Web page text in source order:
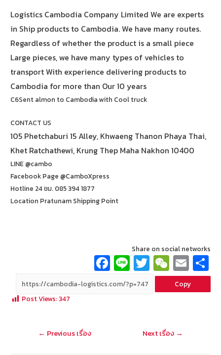
Logistics Cambodia Company Limited We are experts
in Ship products to Cambodia. We have many routes.
Regardless of whether the product is a small piece
Large pieces, we have many types of vehicles to
transport With experience delivering products to
Cambodia for more than Our 10 years
C6Sent almon to Cambodia with Cool truck
CONTACT US
105 Phetchaburi 15 Alley, Khwaeng Thanon Phaya Thai,
Khet Ratchathewi, Krung Thep Maha Nakhon 10400
LINE @cambo
Facebook Page @CamboXpress
Hotline 24 ชม. 085 394 1877
Location Pratunam Shipping Point
Share on social networks
Fa
ce
b
Li
n
e
T
wi
tt
W
e
C
at
E
m
ai
Copy
Post Views:347
แนะแนว
← Previous เรื่อง Next เรื่อง →